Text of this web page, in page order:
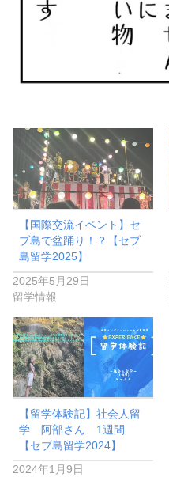
【国際交流イベント】セ
ブ島で盆踊り！？【セブ
島留学2025】
2025年5月29日
留学情報
【留学体験記】社会人留
学 阿部さん 1週間
【セブ島留学2024】
2024年1月9日